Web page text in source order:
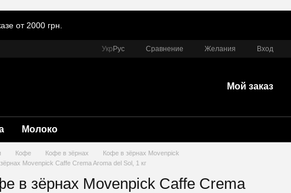
от 2000 грн.
Укр Рус Сравнение Желания Вход
Мой заказ
Молоко
Кофе Кофе в зёрнах
Кофе в зёрнах Movenpick
Movenpick Caffe Crema Aroma del Sol, 1 кг
в зёрнах Movenpick Caffe Crema